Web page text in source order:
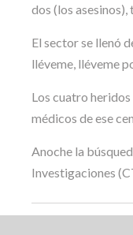
dos (los asesinos),
El sector se llenó
lléveme, lléveme
Los cuatro
médicos de ese
Anoche la
Investigaciones